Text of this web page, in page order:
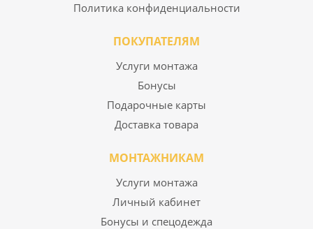
Политика конфиденциальности
ПОКУПАТЕЛЯМ
Услуги монтажа
Бонусы
Подарочные карты
Доставка товара
МОНТАЖНИКАМ
Услуги монтажа
Личный кабинет
Бонусы и спецодежда